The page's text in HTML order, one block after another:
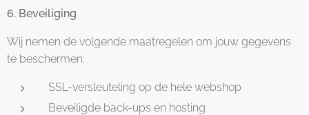
6. Beveiliging
Wij nemen de volgende maatregelen om jouw gegevens
te beschermen:
SSL-versleuteling op de hele webshop
Beveiligde back-ups en hosting